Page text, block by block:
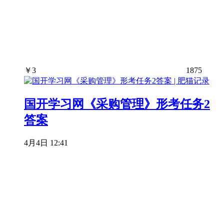
￥3 1875
国开学习网《采购管理》形考任务2
答案
4月4日 12:41